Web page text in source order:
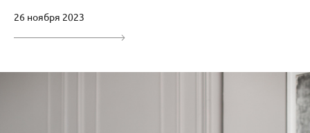
26 ноября 2023